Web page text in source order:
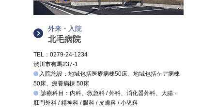
外来・入院
北毛病院
TEL：0279-24-1234
渋川市有馬237-1
入院施設：地域包括医療病棟50床、地域包括ケア病棟
50床、療養病棟 50床
診療科目：内科、救急科 / 外科、消化器外科、大腸・
肛門外科 / 精神科 / 眼科 / 皮膚科 / 小児科